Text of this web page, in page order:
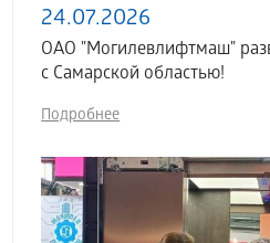
24.07.2026
ОАО "Могилевлифтмаш"
с Самарской областью!
Подробнее